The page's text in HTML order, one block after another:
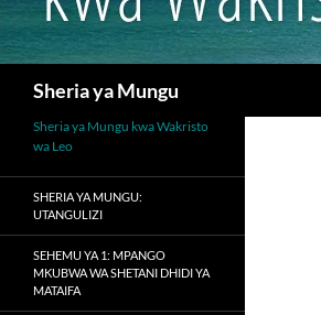
Sheria ya Mungu
Sheria ya Mungu kwa Wakristo
wa Leo
SHERIA YA MUNGU:
UTANGULIZI
SEHEMU YA 1: MPANGO
MKUBWA WA SHETANI DHIDI YA
MATAIFA